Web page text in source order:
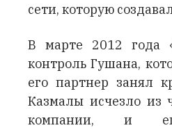
сети, которую
В марте 2012 года
контроль Гушана,
его партнер занял
Казмалы исчезло из
компании, и